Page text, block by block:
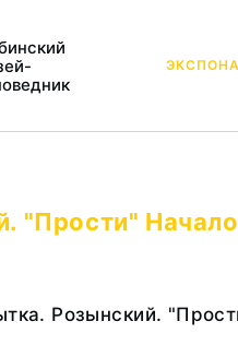
"Прости" Начало
Розынский.